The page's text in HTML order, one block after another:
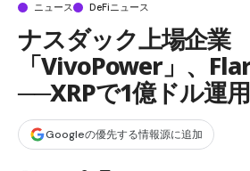
ニュース DeFiニュース
ナスダック上場企業
「VivoPower」、
──XRPで1億ドル運
Googleの優先する情報源に追加